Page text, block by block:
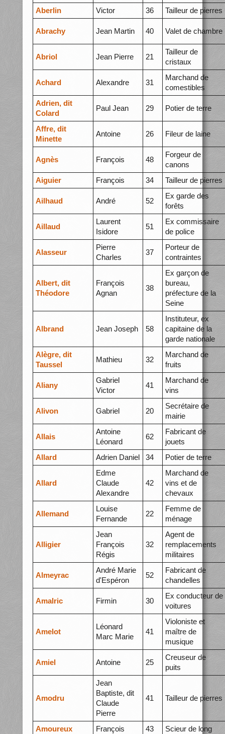
Aberlin
Victor 36 Tailleur de pierres
Abrachy Jean Martin 40 Valet de chambre
Abriol Jean Pierre 21
Tailleur de
cristaux
Achard Alexandre 31
Marchand de
comestibles
Adrien, dit
Colard
Paul Jean 29 Potier de terre
Affre, dit
Minette
Antoine 26 Fileur de laine
Agnès François 48
Forgeur de
canons
Aiguier
François 34 Tailleur de pierres
Ailhaud André 52
Ex garde des
forêts
Aillaud
Laurent
Isidore
51
Ex commissaire
de police
Alasseur
Pierre
Charles
37
Porteur de
contraintes
Albert, dit
Théodore
François
Agnan
38
Ex garçon de
bureau,
préfecture de la
Seine
Albrand Jean Joseph 58
Instituteur, ex
capitaine de la
garde nationale
Alègre, dit
Taussel
Mathieu 32
Marchand de
fruits
Aliany
Gabriel
Victor
41
Marchand de
vins
Alivon Gabriel 20
Secrétaire de
mairie
Allais
Antoine
Léonard
62
Fabricant de
jouets
Allard
Adrien Daniel 34 Potier de terre
Allard
Edme
Claude
Alexandre
42
Marchand de
vins et de
chevaux
Allemand
Louise
Fernande
22
Femme de
ménage
Alligier
Jean
François
Régis
32
Agent de
remplacements
militaires
Almeyrac
André Marie
d'Espéron
52
Fabricant de
chandelles
Amalric Firmin 30
Ex conducteur de
voitures
Amelot
Léonard
Marc Marie
41
Violoniste et
maître de
musique
Amiel Antoine 25
Creuseur de
puits
Amodru
Jean
Baptiste, dit
Claude
Pierre
41 Tailleur de pierres
Amoureux François 43
Scieur de long